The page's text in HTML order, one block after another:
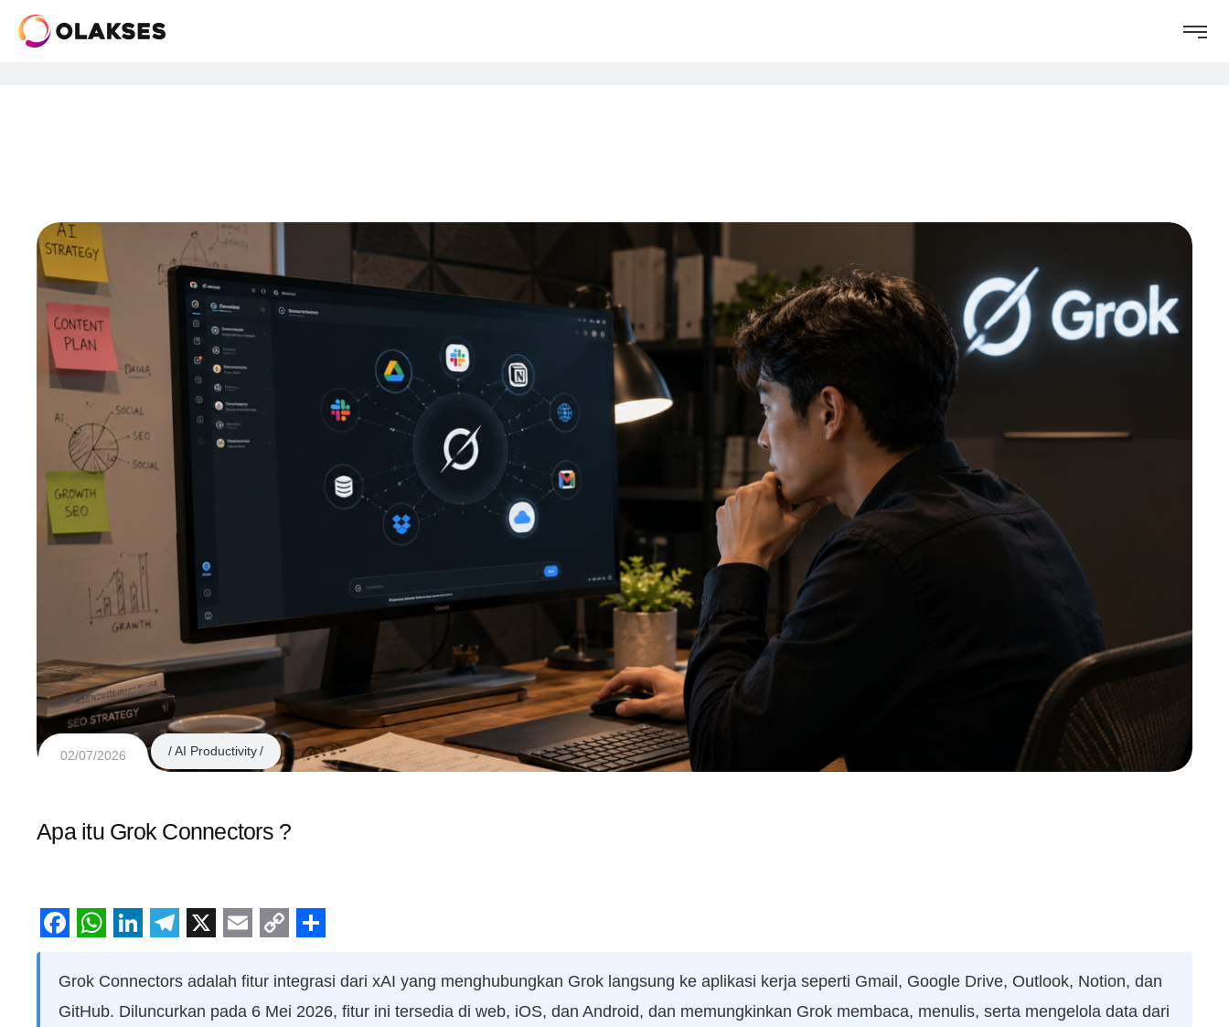
02/07/2026 AI Productivity
Apa itu Grok Connectors ?
Link
Grok Connectors adalah fitur integrasi dari xAI yang menghubungkan Grok langsung ke aplikasi kerja seperti Gmail, Google Drive, Outlook, Notion, dan
GitHub. Diluncurkan pada 6 Mei 2026, fitur ini tersedia di web, iOS, dan Android, dan memungkinkan Grok membaca, menulis, serta mengelola data dari